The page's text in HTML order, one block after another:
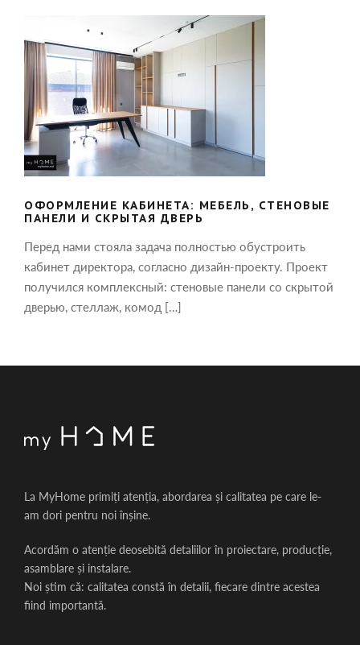
ОФОРМЛЕНИЕ КАБИНЕТА: МЕБЕЛЬ,
СТЕНОВЫЕ ПАНЕЛИ И СКРЫТАЯ
ОФОРМЛЕНИЕ КАБИНЕТА: МЕБЕЛЬ, СТЕНОВЫЕ
ПАНЕЛИ И СКРЫТАЯ ДВЕРЬ
Перед нами стояла задача полностью обустроить
кабинет директора, согласно дизайн-проекту. Проект
получился комплексный: стеновые панели со скрытой
дверью, стеллаж, комод […]
La MyHome primiți atenția, abordarea și calitatea pe care le-
am dori pentru noi înșine.
Acordăm o atenție deosebită detaliilor în proiectare, producție,
asamblare și instalare.
Noi știm că: calitatea constă în detalii, fiecare dintre acestea
fiind importantă.